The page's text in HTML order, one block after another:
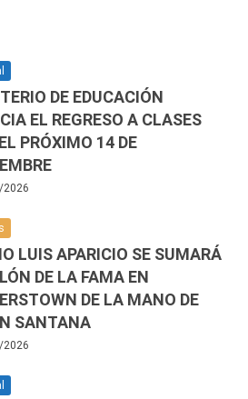
DE EDUCACIÓN
EL REGRESO A CLASES
PRÓXIMO 14 DE
LUIS APARICIO SE SUMARÁ
DE LA FAMA EN
DE LA MANO DE
SANTANA